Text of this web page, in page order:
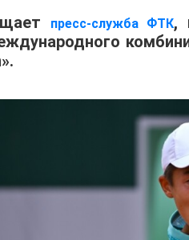
пресс-служба ФТК,